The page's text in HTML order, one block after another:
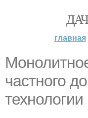
главная
частного
технологии